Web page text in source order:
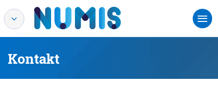
Kontakt